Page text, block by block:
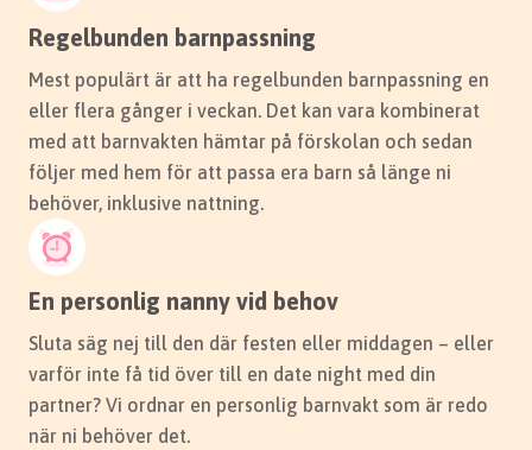
Barnpassning i Linköping
någon annan del av Linköping finns våra noggrant
utvalda barnvakter nära till hands.
Hitta barnvakt i Linköping
Regelbunden barnpassning
Mest populärt är att ha regelbunden barnpassning en
eller flera gånger i veckan. Det kan vara kombinerat
med att barnvakten hämtar på förskolan och sedan
följer med hem för att passa era barn så länge ni
behöver, inklusive nattning.
En personlig nanny vid behov
Sluta säg nej till den där festen eller middagen – eller
varför inte få tid över till en date night med din
partner? Vi ordnar en personlig barnvakt som är redo
när ni behöver det.